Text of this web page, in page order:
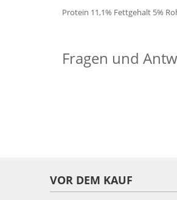
Protein 11,1% Fettgehalt 5%
Fragen und
VOR DEM KAUF